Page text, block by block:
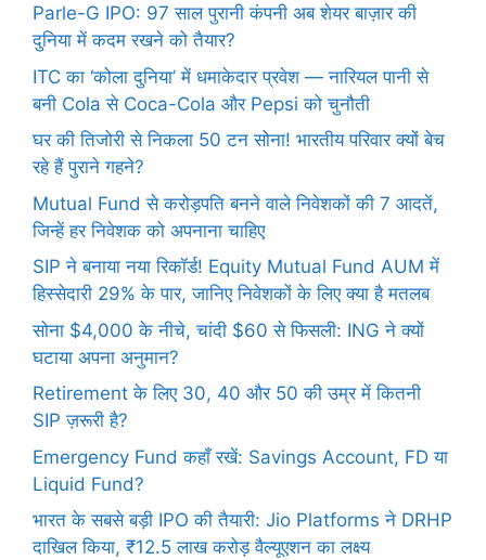
Parle-G IPO: 97 साल पुरानी कंपनी अब शेयर बाज़ार की
दुनिया में कदम रखने को तैयार?
ITC का ‘कोला दुनिया’ में धमाकेदार प्रवेश — नारियल पानी से
बनी Cola से Coca-Cola और Pepsi को चुनौती
घर की तिजोरी से निकला 50 टन सोना! भारतीय परिवार क्यों बेच
रहे हैं पुराने गहने?
Mutual Fund से करोड़पति बनने वाले निवेशकों की 7 आदतें,
जिन्हें हर निवेशक को अपनाना चाहिए
SIP ने बनाया नया रिकॉर्ड! Equity Mutual Fund AUM में
हिस्सेदारी 29% के पार, जानिए निवेशकों के लिए क्या है मतलब
सोना $4,000 के नीचे, चांदी $60 से फिसली: ING ने क्यों
घटाया अपना अनुमान?
Retirement के लिए 30, 40 और 50 की उम्र में कितनी
SIP ज़रूरी है?
Emergency Fund कहाँ रखें: Savings Account, FD या
Liquid Fund?
भारत के सबसे बड़ी IPO की तैयारी: Jio Platforms ने DRHP
दाखिल किया, ₹12.5 लाख करोड़ वैल्यूएशन का लक्ष्य